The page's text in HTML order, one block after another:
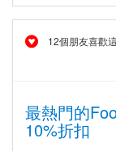
12個朋友喜歡
最熱門的
10%折扣